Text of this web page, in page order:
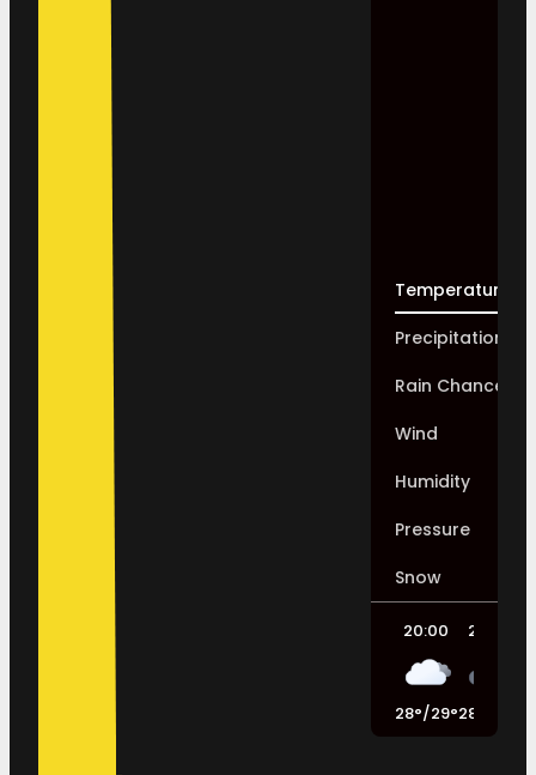
Temperature
Precipitation
Rain Chance
Wind
Humidity
Pressure
Snow
20:00
28°/29°
23:00
28